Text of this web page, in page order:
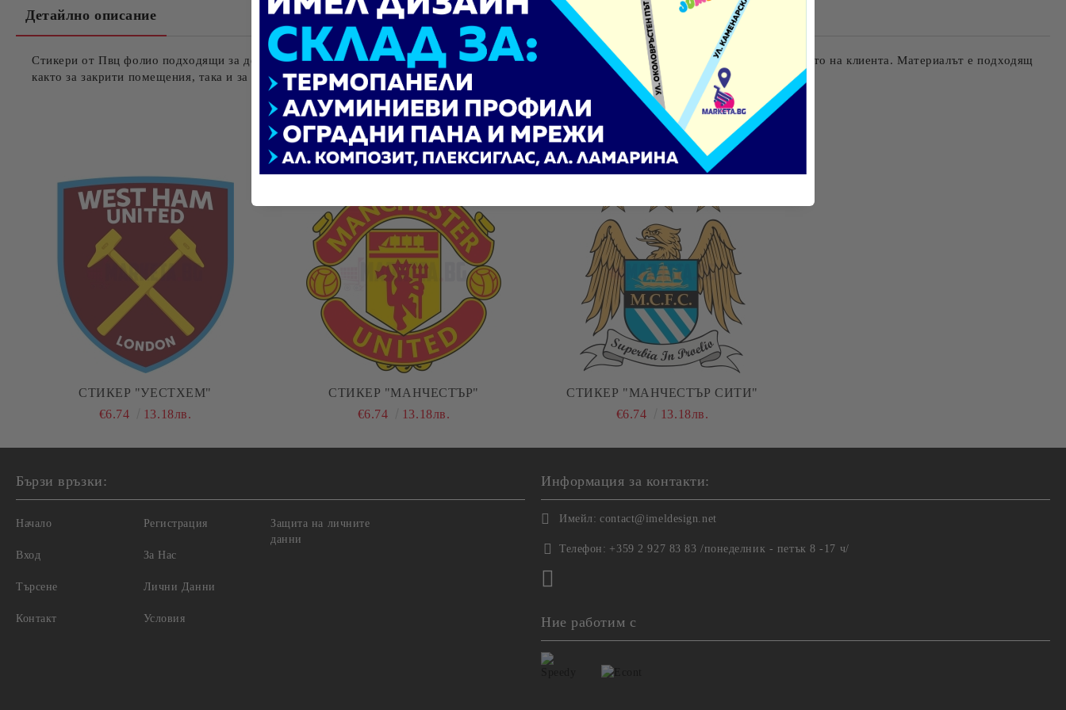
Ние ще се свържем с вас в рамките на работния ден.
Детайлно описание
Стикери от Пвц фолио подходящи за декорация на всякакви повърхности. Могат да бъдат изработени в различни размери според желанието на клиента. Материалът е подходящ
както за закрити помещения, така и за външна употреба. Печатът е пълноцветен с висококачествени мастила.
Вижте и тези продукти
СТИКЕР "УЕСТХЕМ"
€6.74
13.18лв.
СТИКЕР "МАНЧЕСТЪР"
€6.74
13.18лв.
СТИКЕР "МАНЧЕСТЪР СИТИ"
€6.74
13.18лв.
Бързи връзки:
Начало
Вход
Търсене
Контакт
Регистрация
За Нас
Лични Данни
Условия
Защита на личните
данни
Информация за контакти:
Имейл: contact@imeldesign.net
Телефон: +359 2 927 83 83 /понеделник - петък 8 -17 ч/
Ние работим с